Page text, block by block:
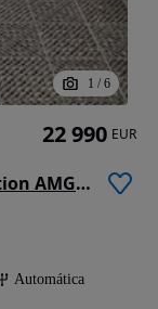
1 / 6
Mercedes-Benz CLA 200 7G-DCT Edition AMG Line
Automática
22 990 EUR